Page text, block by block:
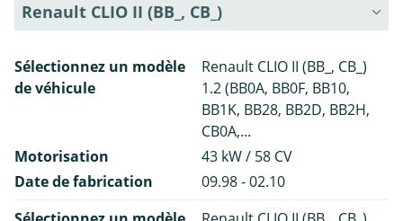
Renault CLIO II (BB_, CB_)
Sélectionnez un modèle
de véhicule
Renault CLIO II (BB_, CB_)
1.2 (BB0A, BB0F, BB10,
BB1K, BB28, BB2D, BB2H,
CB0A,...
Motorisation
43 kW / 58 CV
Date de fabrication
09.98 - 02.10